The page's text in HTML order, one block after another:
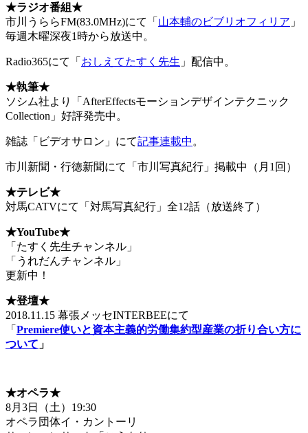
★ラジオ番組★
市川うららFM(83.0MHz)にて「 山本輔のビブリオフィリア 」
毎週木曜深夜1時から放送中。
Radio365にて「 おしえてたすく先生 」配信中。
★執筆★
ソシム社より「AfterEffectsモーションデザインテクニック
Collection」好評発売中。
雑誌「ビデオサロン」にて記事連載中 。
市川新聞・行徳新聞にて「市川写真紀行」掲載中（月1回）
★テレビ★
対馬CATVにて「対馬写真紀行」全12話（放送終了）
★YouTube★
「たすく先生チャンネル」
「うれだんチャンネル」
更新中！
★登壇★
2018.11.15 幕張メッセINTERBEEにて
「 Premiere使いと資本主義的労働集約型産業の折り合い方に
ついて 」
★オペラ★
8月3日（土）19:30
オペラ団体イ・カントーリ